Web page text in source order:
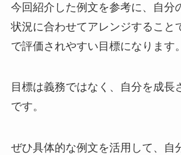
今回紹介した例文を参考に、自分
状況に合わせてアレンジすること
で評価されやすい目標になります。
目標は義務ではなく、自分を成長
です。
ぜひ具体的な例文を活用して、自